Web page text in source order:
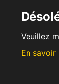
Veuillez
En savoir